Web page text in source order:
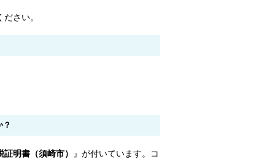
さい。
明書（須崎市）
』が付いています。コ